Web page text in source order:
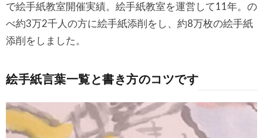
で絵手紙教室開催実績。絵手紙教室を運営して11年。の
べ約3万2千人の方に絵手紙添削をし、約8万枚の絵手紙
添削をしました。
絵手紙言葉一覧と書き方のコツです